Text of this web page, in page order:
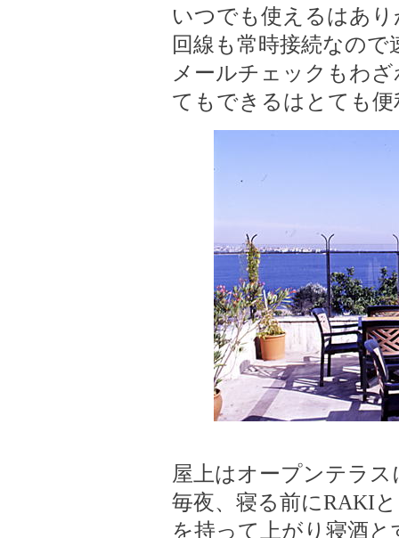
いつでも使えるはあ
回線も常時接続なので
メールチェックもわ
てもできるはとても便
屋上はオープンテラ
毎夜、寝る前にRAKI
を持って上がり寝酒